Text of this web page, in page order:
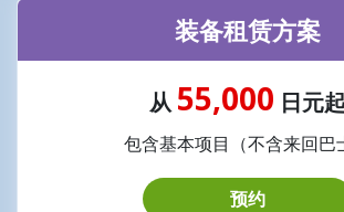
装备租赁方案
从 55,000 日元起
包含基本项目（不含来回巴
预约